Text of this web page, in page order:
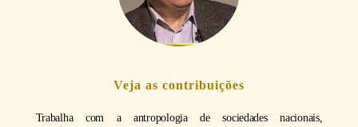
Veja as contribuições
Trabalha com a antropologia de sociedades nacionais,